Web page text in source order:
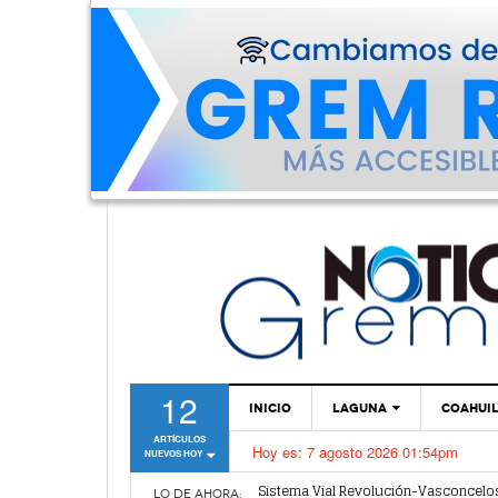
12
ARTÍCULOS
NUEVOS HOY
INICIO LAGUNA
TORREÓN
GÓMEZ PALACIO
Hoy es: 7 agosto 2026 01:54pm
LO DE AHORA:
Sistema Vial Revolución-